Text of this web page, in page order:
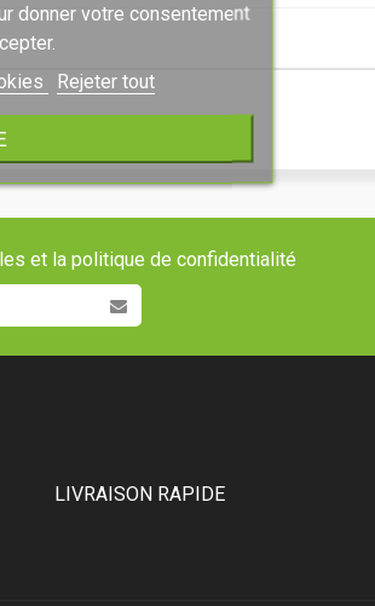
et la politique de confidentialité
LIVRAISON RAPIDE
donner votre consentement
Rejeter tout